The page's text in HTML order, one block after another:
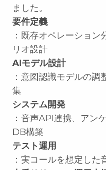
ました。
要件定義
：既存オペレーショ
リオ設計
AIモデル設計
：意図認識モデルの
集
システム開発
：音声API連携、アン
DB構築
テスト運用
：実コールを想定し